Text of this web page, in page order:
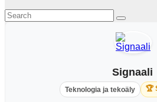
Signaali
Teknologia ja tekoäly 🏆